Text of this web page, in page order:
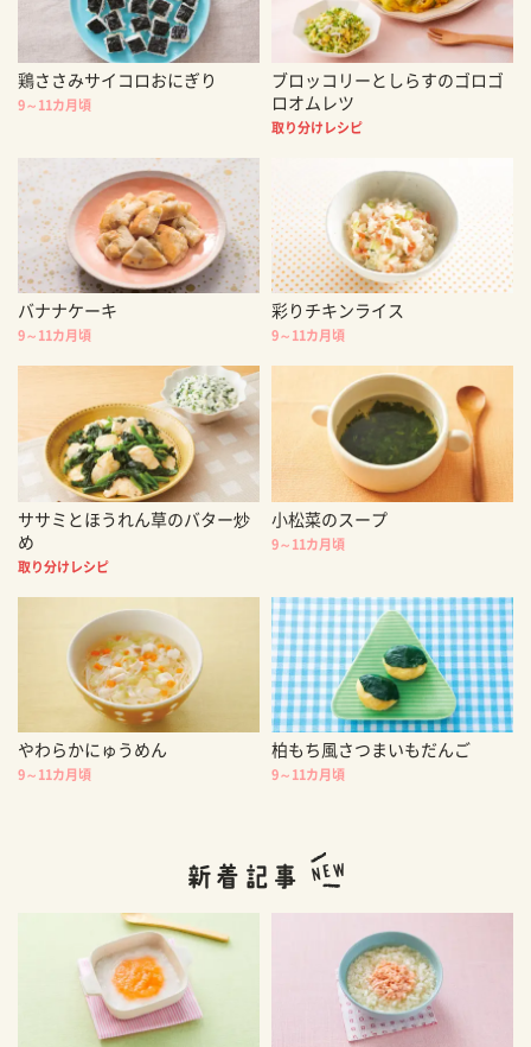
鶏ささみサイコロおにぎり
9～11カ月頃
ブロッコリーとしらすのゴロゴ
ロオムレツ
取り分けレシピ
バナナケーキ
9～11カ月頃
彩りチキンライス
9～11カ月頃
ササミとほうれん草のバター炒
め
取り分けレシピ
小松菜のスープ
9～11カ月頃
やわらかにゅうめん
9～11カ月頃
柏もち風さつまいもだんご
9～11カ月頃